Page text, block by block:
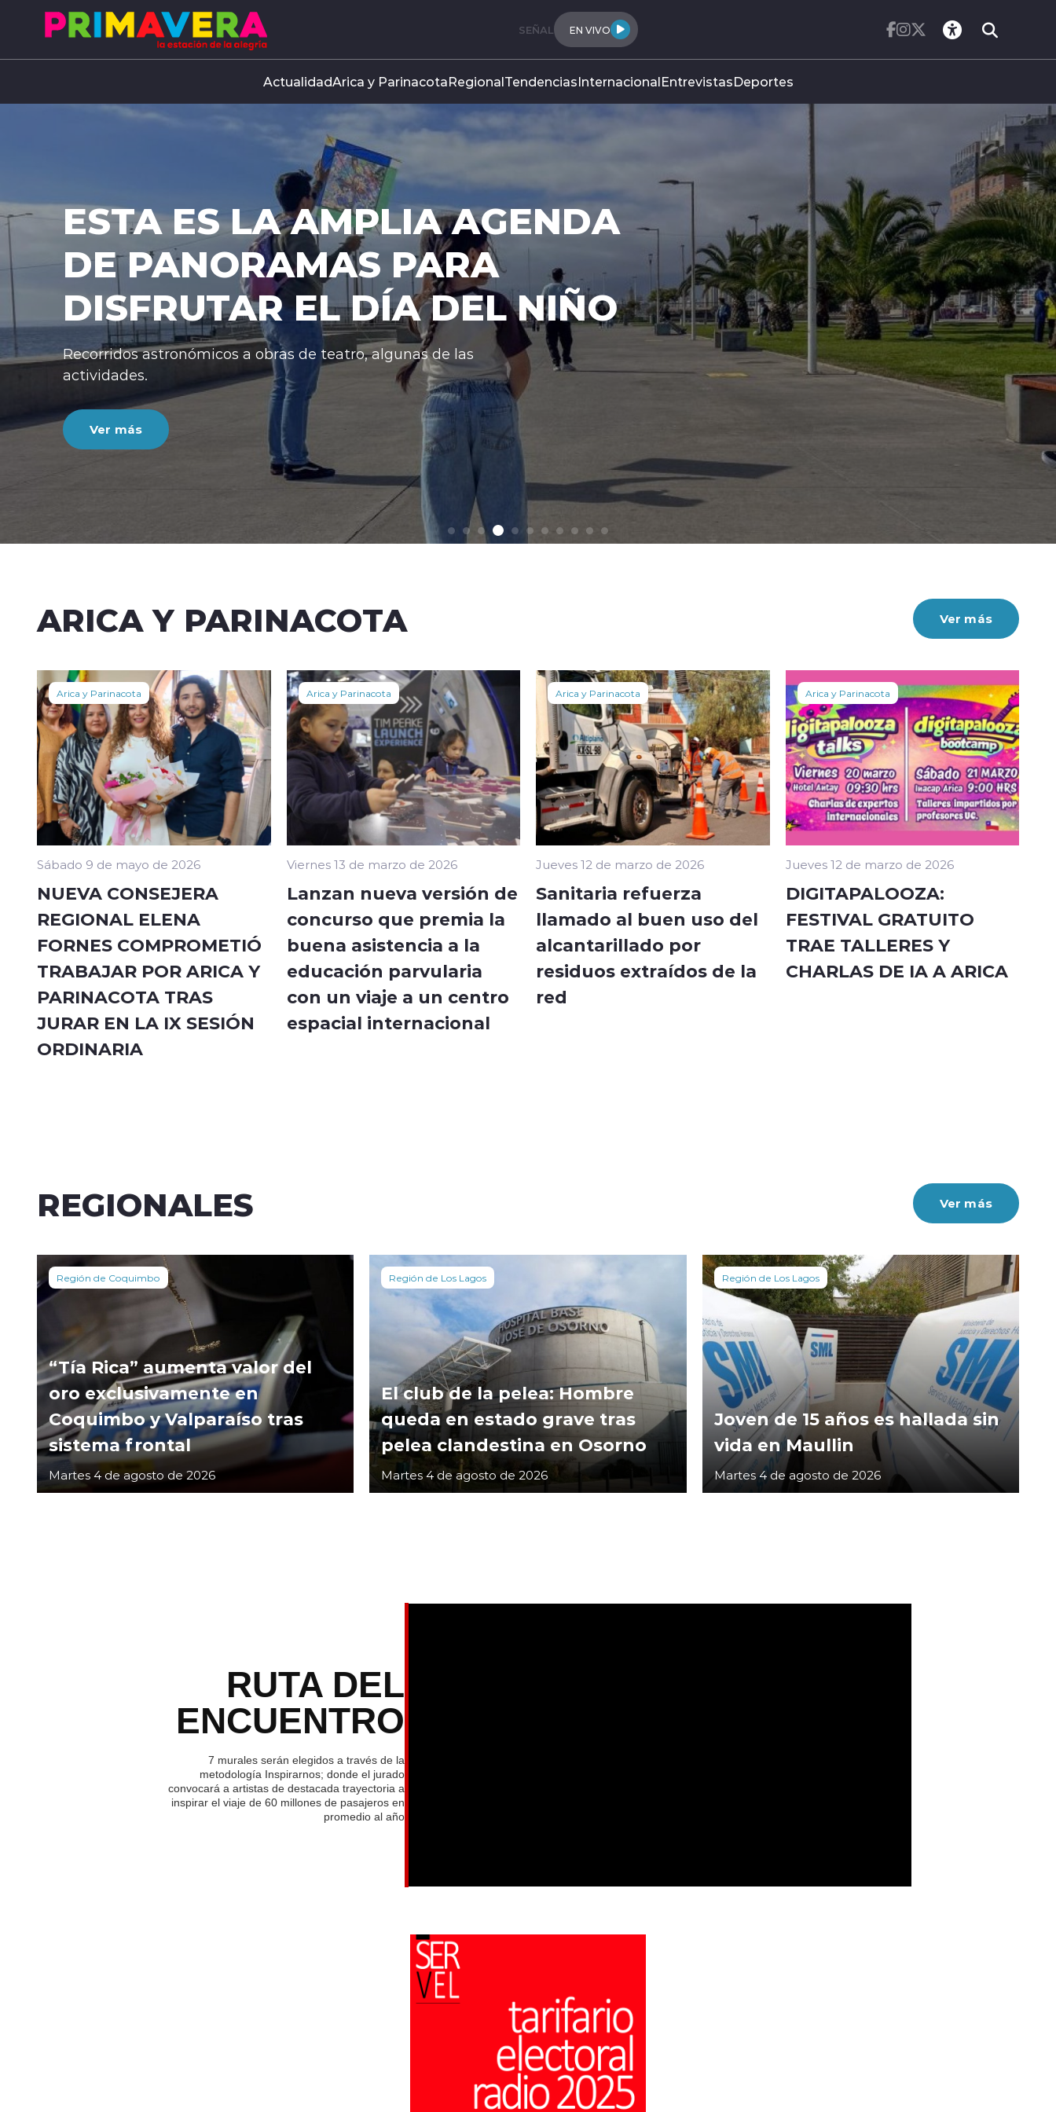
SEÑAL EN VIVO
ActualidadArica y ParinacotaRegionalTendenciasInternacionalEntrevistasDeportes
AGENDA
DEL NIÑO
de las
IPC REGISTRA
DE 0,1 POR
EL MES DE
Con esto la baja acumulada se consolidó en
ARICA Y PARINACOTA Ver más
Arica y Parinacota
Sábado 9 de mayo de 2026
NUEVA CONSEJERA
REGIONAL ELENA
FORNES COMPROMETIÓ
TRABAJAR POR ARICA Y
PARINACOTA TRAS
JURAR EN LA IX SESIÓN
ORDINARIA
Arica y Parinacota
Viernes 13 de marzo de 2026
Lanzan nueva versión de
concurso que premia la
buena asistencia a la
educación parvularia
con un viaje a un centro
espacial internacional
Arica y Parinacota
Jueves 12 de marzo de 2026
Sanitaria refuerza
llamado al buen uso del
alcantarillado por
residuos extraídos de la
red
Arica y Parinacota
Jueves 12 de marzo de 2026
DIGITAPALOOZA:
FESTIVAL GRATUITO
TRAE TALLERES Y
CHARLAS DE IA A ARICA
REGIONALES Ver más
Región de Coquimbo
“Tía Rica” aumenta valor del
oro exclusivamente en
Coquimbo y Valparaíso tras
sistema frontal
Martes 4 de agosto de 2026
Región de Los Lagos
El club de la pelea: Hombre
queda en estado grave tras
pelea clandestina en Osorno
Martes 4 de agosto de 2026
Región de Los Lagos
Joven de 15 años es hallada sin
vida en Maullin
Martes 4 de agosto de 2026
RUTA DEL
ENCUENTRO
7 murales serán elegidos a través de la
metodología Inspirarnos; donde el jurado
convocará a artistas de destacada trayectoria a
inspirar el viaje de 60 millones de pasajeros en
promedio al año